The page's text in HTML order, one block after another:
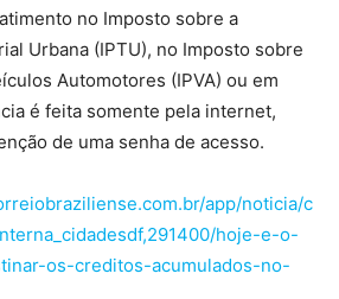
no Imposto sobre a
Urbana (IPTU), no Imposto sobre
Automotores (IPVA) ou em
é feita somente pela internet,
de uma senha de acesso.
app/noticia/c
hoje-e-o-
os-creditos-acumulados-no-